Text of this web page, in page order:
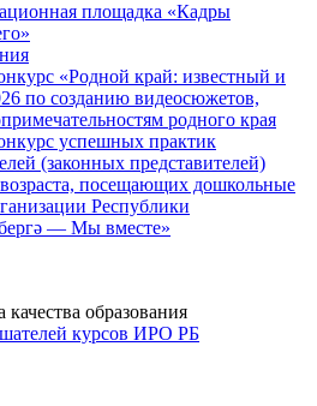
площадка «Кадры
«Родной край: известный и
по созданию видеосюжетов,
родного края
успешных практик
(законных представителей)
посещающих дошкольные
Республики
— Мы вместе»
образования
курсов ИРО РБ